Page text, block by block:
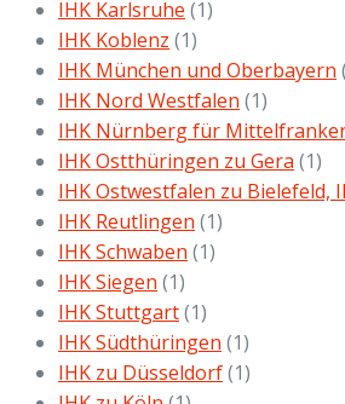
IHK Karlsruhe (1)
IHK Koblenz (1)
IHK München und Oberbayern
IHK Nord Westfalen (1)
IHK Nürnberg für
IHK Ostthüringen zu Gera (1)
IHK Ostwestfalen zu Bielefeld,
IHK Reutlingen (1)
IHK Schwaben (1)
IHK Siegen (1)
IHK Stuttgart(1)
IHK Südthüringen (1)
IHK zu Düsseldorf(1)